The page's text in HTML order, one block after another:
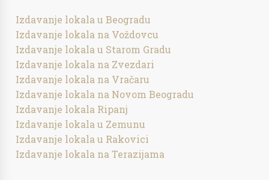
Izdavanje lokala u Beogradu
Izdavanje lokala na Voždovcu
Izdavanje lokala u Starom Gradu
Izdavanje lokala na Zvezdari
Izdavanje lokala na Vračaru
Izdavanje lokala na Novom Beogradu
Izdavanje lokala Ripanj
Izdavanje lokala u Zemunu
Izdavanje lokala u Rakovici
Izdavanje lokala na Terazijama